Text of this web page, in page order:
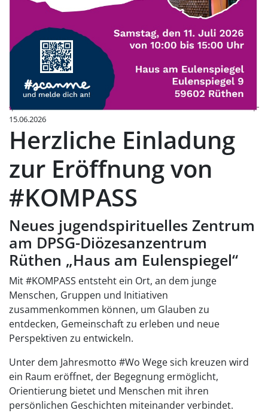
15.06.2026
Herzliche Einladung
zur Eröffnung von
#KOMPASS
Neues jugendspirituelles Zentrum
am DPSG-Diözesanzentrum
Rüthen „Haus am Eulenspiegel“
Mit #KOMPASS entsteht ein Ort, an dem junge
Menschen, Gruppen und Initiativen
zusammenkommen können, um Glauben zu
entdecken, Gemeinschaft zu erleben und neue
Perspektiven zu entwickeln.
Unter dem Jahresmotto #Wo Wege sich kreuzen wird
ein Raum eröffnet, der Begegnung ermöglicht,
Orientierung bietet und Menschen mit ihren
persönlichen Geschichten miteinander verbindet.